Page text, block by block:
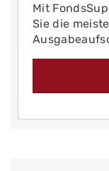
Mit
Sie die